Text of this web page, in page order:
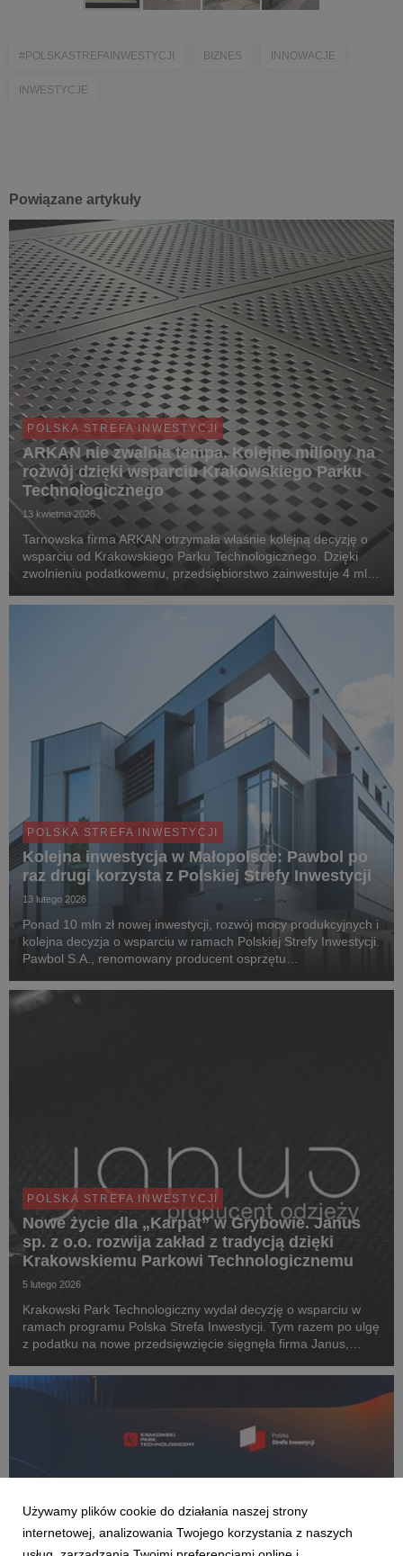
#POLSKASTREFAINWESTYCJI BIZNES INNOWACJE
INWESTYCJE
Powiązane artykuły
POLSKA STREFA INWESTYCJI
ARKAN nie zwalnia tempa. Kolejne miliony na
rozwój dzięki wsparciu Krakowskiego Parku
Technologicznego
13 kwietnia 2026
Tarnowska firma ARKAN otrzymała właśnie kolejną decyzję o
wsparciu od Krakowskiego Parku Technologicznego. Dzięki
zwolnieniu podatkowemu, przedsiębiorstwo zainwestuje 4 mln
na krajowym rynku prefabrykacji metali....
POLSKA STREFA INWESTYCJI
Kolejna inwestycja w Małopolsce: Pawbol po
raz drugi korzysta z Polskiej Strefy Inwestycji
13 lutego 2026
Ponad 10 mln zł nowej inwestycji, rozwój mocy produkcyjnych i
kolejna decyzja o wsparciu w ramach Polskiej Strefy Inwestycji.
Pawbol S.A., renomowany producent osprzętu
instrumentu wsparcia, jakim jest Polska St...
POLSKA STREFA INWESTYCJI
Nowe życie dla „Karpat” w Grybowie. Janus
sp. z o.o. rozwija zakład z tradycją dzięki
Krakowskiemu Parkowi Technologicznemu
5 lutego 2026
Krakowski Park Technologiczny wydał decyzję o wsparciu w
ramach programu Polska Strefa Inwestycji. Tym razem po ulgę
z podatku na nowe przedsięwzięcie sięgnęła firma Janus,
5,5 mln zł.
Używamy plików cookie do działania naszej strony
internetowej, analizowania Twojego korzystania z naszych